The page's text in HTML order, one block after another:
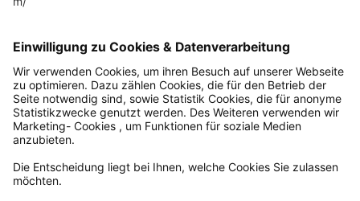
Emsland-Blog
Übernachten im Emsland
Urlaub mit Kindern
Podcast emsland.entspannt